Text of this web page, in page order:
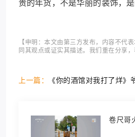
贵的年货，不是华丽的装饰，
【申明：本文由第三方发布，内容不代
同其观点或证实其描述。我们重在分享
上一篇： 《你的酒馆对我打了烊》
卷尺哥